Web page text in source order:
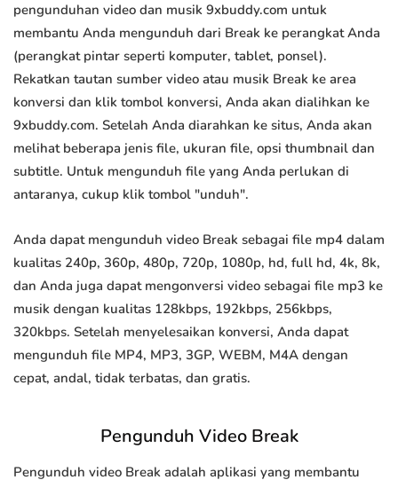
pengunduhan video dan musik 9xbuddy.com untuk
membantu Anda mengunduh dari Break ke perangkat Anda
(perangkat pintar seperti komputer, tablet, ponsel).
Rekatkan tautan sumber video atau musik Break ke area
konversi dan klik tombol konversi, Anda akan dialihkan ke
9xbuddy.com. Setelah Anda diarahkan ke situs, Anda akan
melihat beberapa jenis file, ukuran file, opsi thumbnail dan
subtitle. Untuk mengunduh file yang Anda perlukan di
antaranya, cukup klik tombol "unduh".
Anda dapat mengunduh video Break sebagai file mp4 dalam
kualitas 240p, 360p, 480p, 720p, 1080p, hd, full hd, 4k, 8k,
dan Anda juga dapat mengonversi video sebagai file mp3 ke
musik dengan kualitas 128kbps, 192kbps, 256kbps,
320kbps. Setelah menyelesaikan konversi, Anda dapat
mengunduh file MP4, MP3, 3GP, WEBM, M4A dengan
cepat, andal, tidak terbatas, dan gratis.
Pengunduh Video Break
Pengunduh video Break adalah aplikasi yang membantu